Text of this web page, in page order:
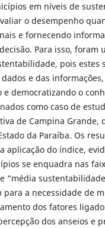
em níveis de
o desempenho
e fornecendo
Para isso, foram
pois estes
e das
e democratizando o
como caso de
de Campina Grande,
da Paraíba. Os
aplicação do índice,
se enquadra nas
“média
a necessidade de
dos fatores
dos anseios e